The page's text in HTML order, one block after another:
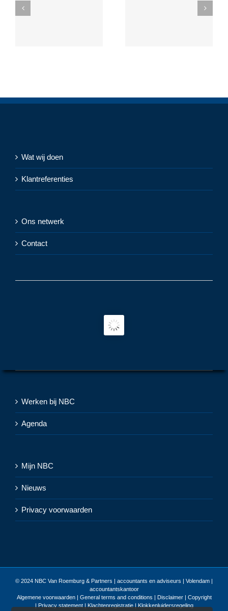
Wat wij doen
Klantreferenties
Ons netwerk
Contact
Werken bij NBC
Agenda
Mijn NBC
Nieuws
Privacy voorwaarden
© 2024 NBC Van Roemburg & Partners | accountants en adviseurs | Volendam |
accountantskantoor
Algemene voorwaarden| General terms and conditions | Disclaimer | Copyright
| Privacy statement| Klachtenregistratie| Klokkenluidersregeling